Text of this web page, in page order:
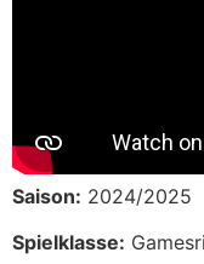
Saison: 2024/2025
Spielklasse: